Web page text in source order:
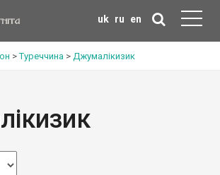
uk ru en
>Туреччина > Джумалікизик